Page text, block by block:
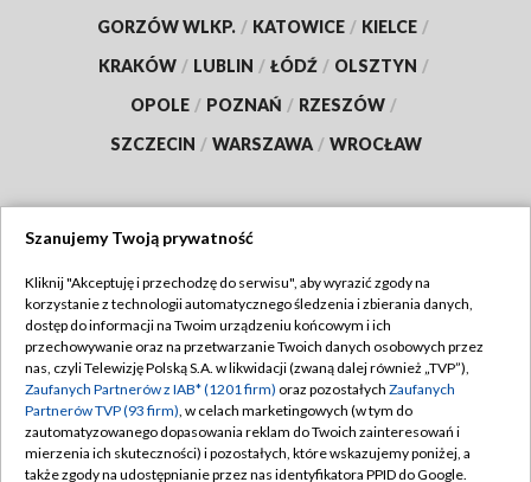
GORZÓW WLKP. / KATOWICE / KIELCE /
KRAKÓW / LUBLIN / ŁÓDŹ / OLSZTYN /
OPOLE / POZNAŃ / RZESZÓW /
SZCZECIN / WARSZAWA / WROCŁAW
TVP
Abonament TVP
Emisja w TVP
Centrum informacji TVP
Naziemna Telewizja Cyfrowa
Regulamin TVP
Polityka prywatności
Moje zgody
Pomoc
Szanujemy Twoją prywatność
Kliknij "Akceptuję i przechodzę do serwisu", aby wyrazić zgody na
korzystanie z technologii automatycznego śledzenia i zbierania danych,
dostęp do informacji na Twoim urządzeniu końcowym i ich
przechowywanie oraz na przetwarzanie Twoich danych osobowych przez
nas, czyli Telewizję Polską S.A. w likwidacji (zwaną dalej również „TVP”),
Zaufanych Partnerów z IAB* (1201 firm) oraz pozostałych Zaufanych
Partnerów TVP (93 firm), w celach marketingowych (w tym do
zautomatyzowanego dopasowania reklam do Twoich zainteresowań i
mierzenia ich skuteczności) i pozostałych, które wskazujemy poniżej, a
także zgody na udostępnianie przez nas identyfikatora PPID do Google.